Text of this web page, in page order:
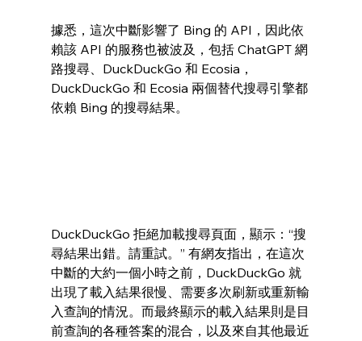
據悉，這次中斷影響了 Bing 的 API，因此依
賴該 API 的服務也被波及，包括 ChatGPT 網
路搜尋、DuckDuckGo 和 Ecosia，
DuckDuckGo 和 Ecosia 兩個替代搜尋引擎都
依賴 Bing 的搜尋結果。
DuckDuckGo 拒絕加載搜尋頁面，顯示：“搜
尋結果出錯。請重試。” 有網友指出，在這次
中斷的大約一個小時之前，DuckDuckGo 就
出現了載入結果很慢、需要多次刷新或重新輸
入查詢的情況。而最終顯示的載入結果則是目
前查詢的各種答案的混合，以及來自其他最近